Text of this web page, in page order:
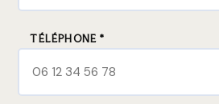
TÉLÉPHONE *